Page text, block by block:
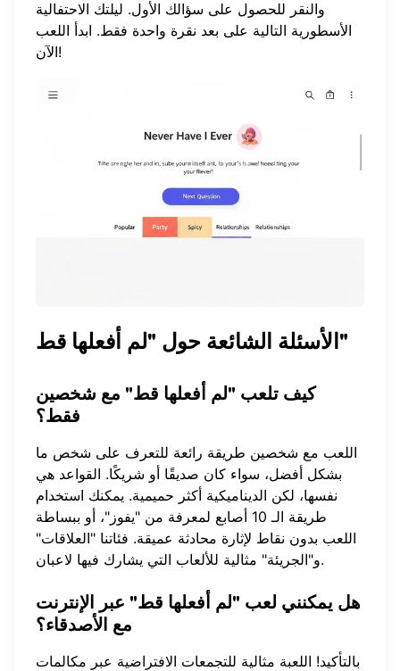
والنقر للحصول على سؤالك الأول. ليلتك الاحتفالية
الأسطورية التالية على بعد نقرة واحدة فقط. ابدأ اللعب
الآن!
الأسئلة الشائعة حول "لم أفعلها قط"
كيف تلعب "لم أفعلها قط" مع شخصين
فقط؟
اللعب مع شخصين طريقة رائعة للتعرف على شخص ما
بشكل أفضل، سواء كان صديقًا أو شريكًا. القواعد هي
نفسها، لكن الديناميكية أكثر حميمية. يمكنك استخدام
طريقة الـ 10 أصابع لمعرفة من "يفوز"، أو ببساطة
اللعب بدون نقاط لإثارة محادثة عميقة. فئاتنا "العلاقات"
و"الجريئة" مثالية للألعاب التي يشارك فيها لاعبان.
هل يمكنني لعب "لم أفعلها قط" عبر الإنترنت
مع الأصدقاء؟
بالتأكيد! اللعبة مثالية للتجمعات الافتراضية عبر مكالمات